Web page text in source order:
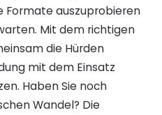
Formate auszuprobieren
Mit dem richtigen
die Hürden
mit dem Einsatz
Haben Sie noch
Wandel? Die